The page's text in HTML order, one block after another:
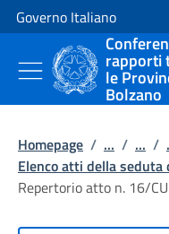
Vai al contenuto
Vai alla navigazione del sito
Governo Italiano
rapporti
le
Bolzano
Homepage / ... / ... /
Elenco atti della
Repertorio atto n. 16/CU